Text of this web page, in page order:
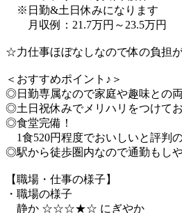
※日勤&土日休みになります
月収例：21.7万円～23.5万円
☆力仕事ほぼなしなので体の負担
＜おすすめポイント♪＞
◎日勤専属なので家庭や趣味との
◎土日祝休みでメリハリをつけて
◎食堂完備！
1食520円程度でおいしいと評判
◎駅から徒歩圏内なので通勤もし
【職場・仕事の様子】
・職場の様子
静か ☆☆☆★☆ にぎやか